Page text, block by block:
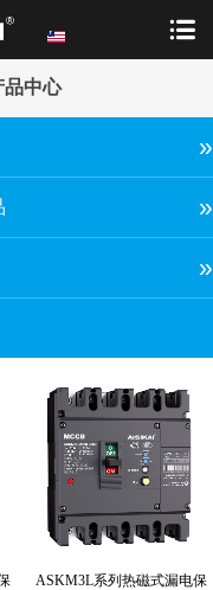
品中心
»
»
»
ASKM3L系列热磁式漏电保